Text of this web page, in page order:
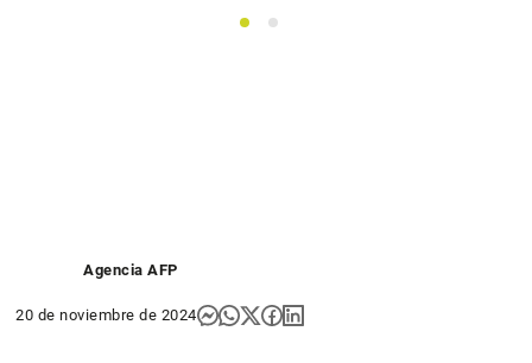
1 2
Agencia AFP
20 de noviembre de 2024